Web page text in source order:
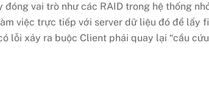
vai trò như các RAID trong hệ thống
việc trực tiếp với server dữ liệu đó để lấy
lỗi xảy ra buộc Client phải quay lại “cầu